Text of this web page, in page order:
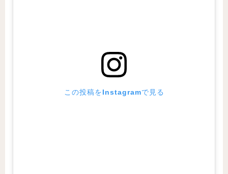
この投稿をInstagramで見る